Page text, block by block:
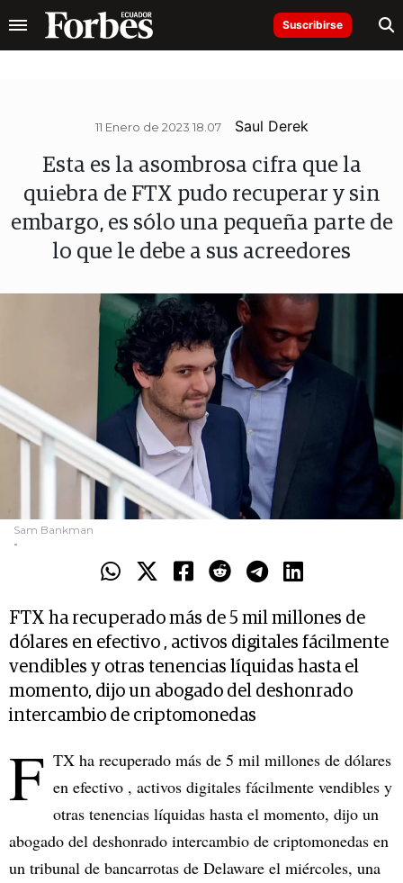
Suscribirse
11 Enero de 2023 18.07 Saul Derek
Esta es la asombrosa cifra que la
quiebra de FTX pudo recuperar y sin
embargo, es sólo una pequeña parte de
lo que le debe a sus acreedores
Sam Bankman
-
FTX ha recuperado más de 5 mil millones de
dólares en efectivo , activos digitales fácilmente
vendibles y otras tenencias líquidas hasta el
momento, dijo un abogado del deshonrado
intercambio de criptomonedas
F TX ha recuperado más de 5 mil millones de dólares
en efectivo , activos digitales fácilmente vendibles y
otras tenencias líquidas hasta el momento, dijo un
abogado del deshonrado intercambio de criptomonedas en
un tribunal de bancarrotas de Delaware el miércoles, una